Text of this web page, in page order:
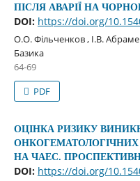
ПІСЛЯ АВАРІЇ НА
DOI: https://doi.org/
О.О. Фільченков , І.В.
Базика
64-69
PDF
ОЦІНКА РИЗИКУ
ОНКОГЕМАТОЛОГІЧНИХ
НА ЧАЕС.
DOI: https://doi.org/